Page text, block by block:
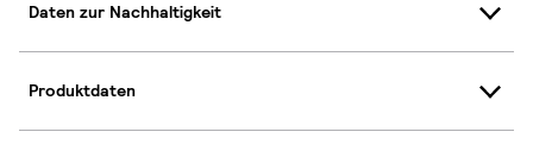
Daten zur Nachhaltigkeit
Produktdaten